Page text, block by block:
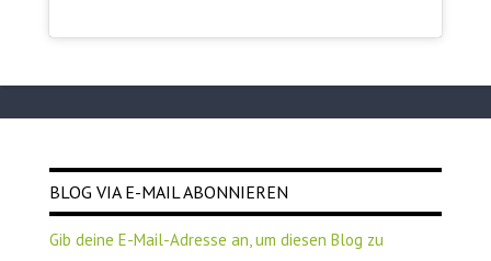
BLOG VIA E-MAIL ABONNIEREN
Gib deine E-Mail-Adresse an, um diesen Blog zu